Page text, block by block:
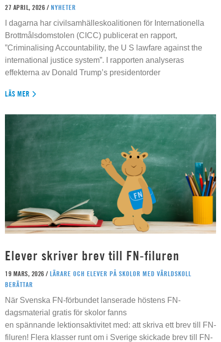
27 APRIL, 2026 / NYHETER
I dagarna har civilsamhälleskoalitionen för Internationella
Brottmålsdomstolen (CICC) publicerat en rapport,
”Criminalising Accountability, the U S lawfare against the
international justice system”. I rapporten analyseras
effekterna av Donald Trump’s presidentorder
LÄS MER
Elever skriver brev till FN-filuren
19 MARS, 2026 / LÄRARE OCH ELEVER PÅ SKOLOR MED VÄRLDSKOLL
BERÄTTAR
När Svenska FN-förbundet lanserade höstens FN-
dagsmaterial gratis för skolor fanns
en spännande lektionsaktivitet med: att skriva ett brev till FN-
filuren! Flera klasser runt om i Sverige skickade brev till FN-